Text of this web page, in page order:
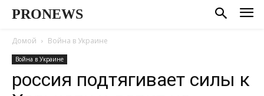
PRONEWS
Домой Война в Украине
Война в Украине
россия подтягивает силы к